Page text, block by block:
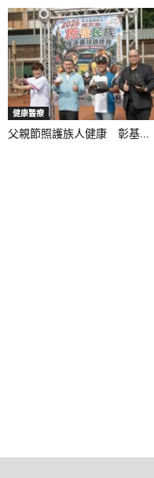
健康醫療
父親節照護族人健康 彰基...